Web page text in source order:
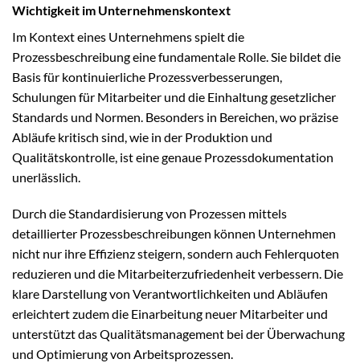
Wichtigkeit im Unternehmenskontext
Im Kontext eines Unternehmens spielt die
Prozessbeschreibung eine fundamentale Rolle. Sie bildet die
Basis für kontinuierliche Prozessverbesserungen,
Schulungen für Mitarbeiter und die Einhaltung gesetzlicher
Standards und Normen. Besonders in Bereichen, wo präzise
Abläufe kritisch sind, wie in der Produktion und
Qualitätskontrolle, ist eine genaue Prozessdokumentation
unerlässlich.
Durch die Standardisierung von Prozessen mittels
detaillierter Prozessbeschreibungen können Unternehmen
nicht nur ihre Effizienz steigern, sondern auch Fehlerquoten
reduzieren und die Mitarbeiterzufriedenheit verbessern. Die
klare Darstellung von Verantwortlichkeiten und Abläufen
erleichtert zudem die Einarbeitung neuer Mitarbeiter und
unterstützt das Qualitätsmanagement bei der Überwachung
und Optimierung von Arbeitsprozessen.